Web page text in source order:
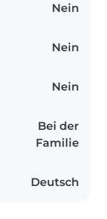
Nein
Nein
Nein
Bei der
Familie
Deutsch